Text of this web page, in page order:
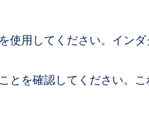
使用してください。イン
とを確認してください。